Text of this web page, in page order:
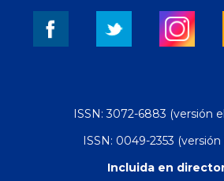
ISSN: 3072-6883 (versión
ISSN: 0049-2353
Incluida en